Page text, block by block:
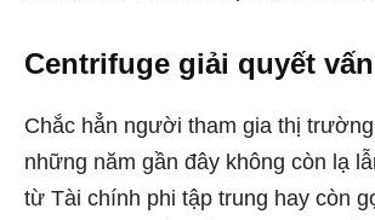
Centrifuge giải quyết
Chắc hẳn người tham gia thị
những năm gần đây không còn lạ
từ Tài chính phi tập trung hay còn